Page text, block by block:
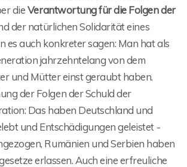
dieVerantwortung für die Folgen der
der natürlichen Solidarität eines
es auch konkreter sagen: Man hat als
jahrzehntelang von dem
und Mütter einst geraubt haben.
der Folgen der Schuld der
Das haben Deutschland und
und Entschädigungen geleistet -
Rumänien und Serbien haben
erlassen. Auch eine erfreuliche